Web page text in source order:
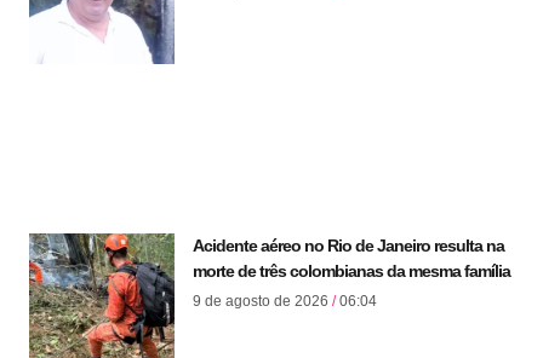
Acidente aéreo no Rio de Janeiro resulta na
morte de três colombianas da mesma família
9 de agosto de 2026 06:04